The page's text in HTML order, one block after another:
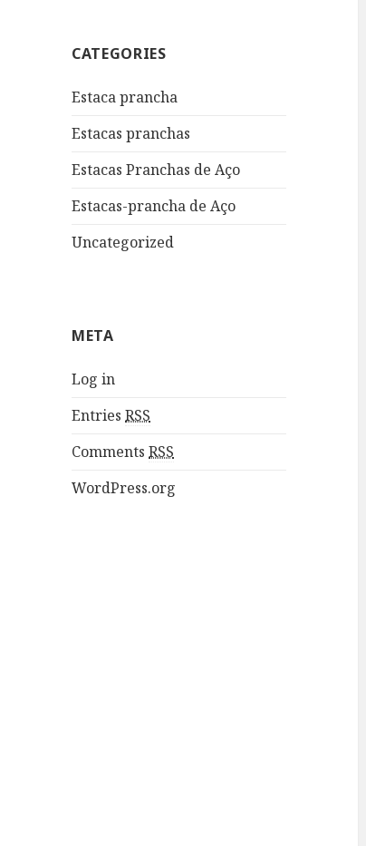
CATEGORIES
Estaca prancha
Estacas pranchas
Estacas Pranchas de Aço
Estacas-prancha de Aço
Uncategorized
META
Log in
EntriesRSS
CommentsRSS
WordPress.org